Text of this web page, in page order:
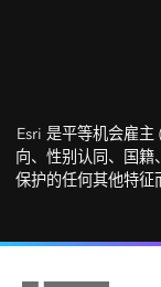
Esri 是平等机会雇
向、性别认同、国
保护的任何其他特征